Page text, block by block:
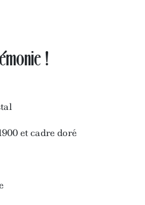
!
et cadre doré